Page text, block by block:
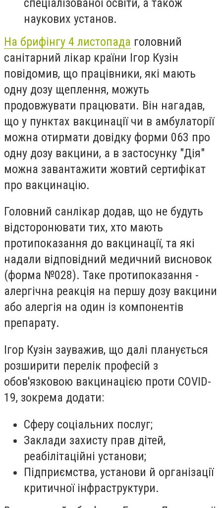
спеціалізованої освіти, а також
наукових установ.
На брифінгу 4 листопада головний
санітарний лікар країни Ігор Кузін
повідомив, що працівники, які мають
одну дозу щеплення, можуть
продовжувати працювати. Він нагадав,
що у пунктах вакцинації чи в амбулаторії
можна отирмати довідку форми 063 про
одну дозу вакцини, а в застосунку "Дія"
можна завантажити жовтий сертифікат
про вакцинацію.
Головний санлікар додав, що не будуть
відсторонювати тих, хто мають
протипоказання до вакцинації, та які
надали відповідний медичний висновок
(форма №028). Таке протипоказання -
алергічна реакція на першу дозу вакцини
або алергія на один із компонентів
препарату.
Ігор Кузін зауважив, що далі планується
розширити перелік професій з
обов'язковою вакцинацією проти COVID-
19, зокрема додати:
Сферу соціальних послуг;
Заклади захисту прав дітей,
реабілітаційні установи;
Підприємства, установи й організації
критичної інфраструктури.